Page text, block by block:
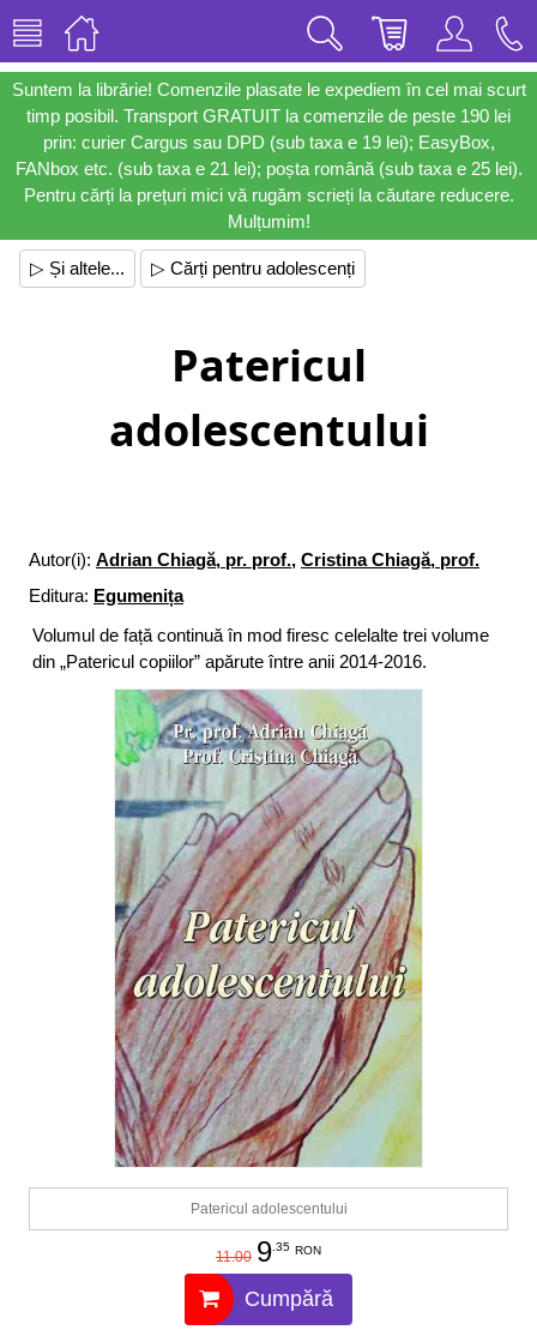
Suntem la librărie! Comenzile plasate le expediem în cel mai scurt
timp posibil. Transport GRATUIT la comenzile de peste 190 lei
prin: curier Cargus sau DPD (sub taxa e 19 lei); EasyBox,
FANbox etc. (sub taxa e 21 lei); poșta română (sub taxa e 25 lei).
Pentru cărți la prețuri mici vă rugăm scrieți la căutare reducere.
Mulțumim!
▷ Și altele... ▷ Cărți pentru adolescenți
Patericul
adolescentului
Autor(i): Adrian Chiagă, pr. prof., Cristina Chiagă, prof.
Editura: Egumenița
Volumul de față continuă în mod firesc celelalte trei volume
din „Patericul copiilor” apărute între anii 2014-2016.
Patericul adolescentului
11.00 9.35 RON
Cumpără